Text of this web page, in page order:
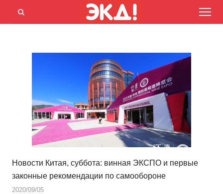
Menu
Открыть
Новости Китая, суббота: винная ЭКСПО и первые
законные рекомендации по самообороне
2020/09/05